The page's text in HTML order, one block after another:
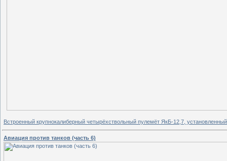
Встроенный крупнокалиберный четырёхствольный пулемёт ЯкБ-12,7,
Авиация против танков (часть 6)